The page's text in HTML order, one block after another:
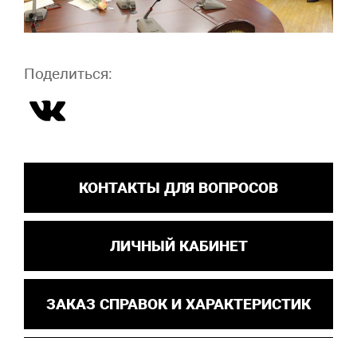
Поделиться:
КОНТАКТЫ ДЛЯ ВОПРОСОВ
ЛИЧНЫЙ КАБИНЕТ
ЗАКАЗ СПРАВОК И ХАРАКТЕРИСТИК